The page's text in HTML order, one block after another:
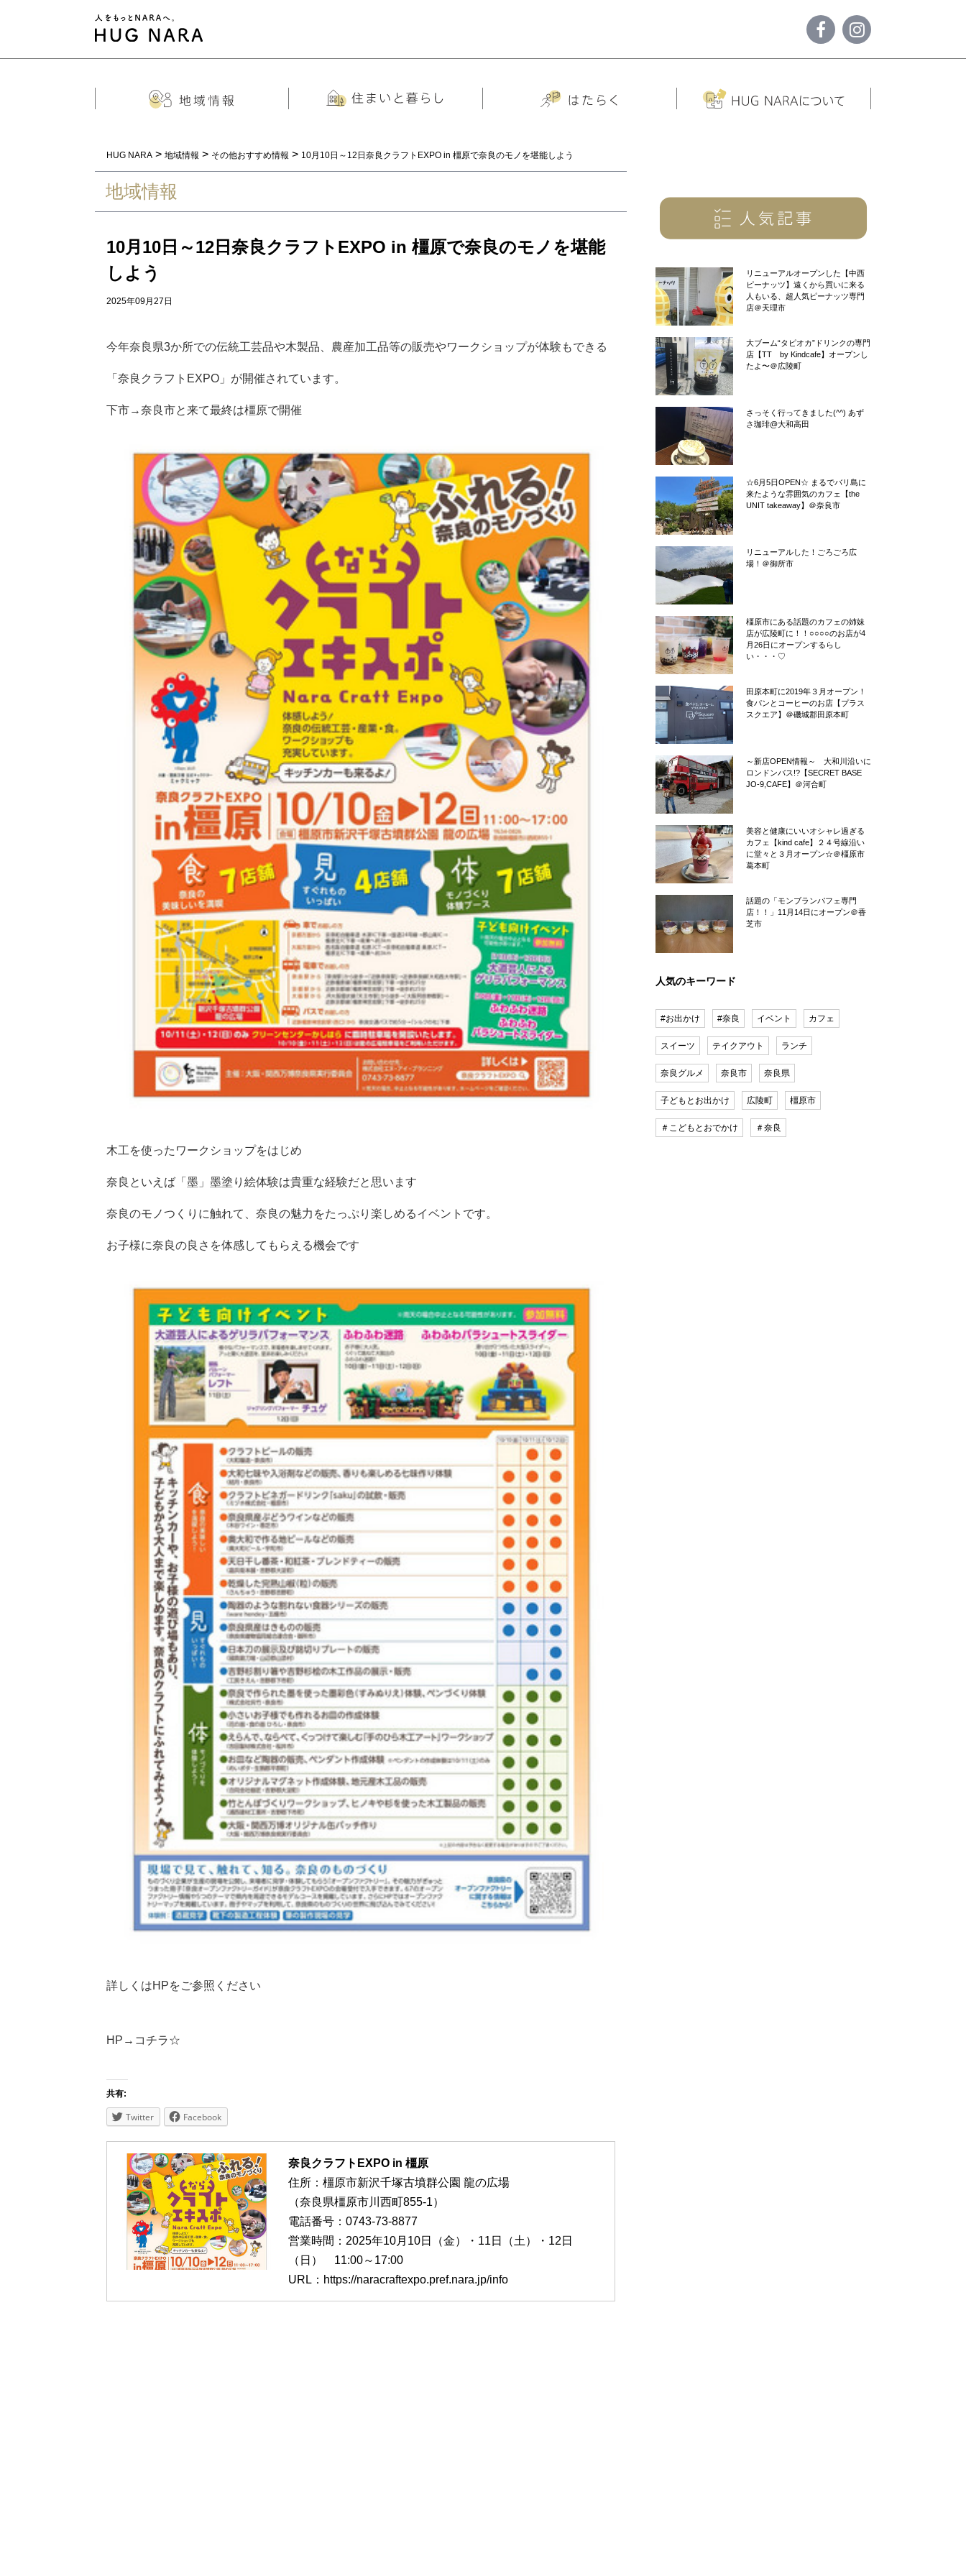
HUG NARA > 地域情報 > その他おすすめ情報 > 10月10日～12日奈良クラフトEXPO in 橿原で奈良のモノを堪能しよう
地域情報
10月10日～12日奈良クラフトEXPO in 橿原で奈良のモノを堪能
しよう
2025年09月27日
今年奈良県3か所での伝統工芸品や木製品、農産加工品等の販売やワークショップが体験もできる
「奈良クラフトEXPO」が開催されています。
下市→奈良市と来て最終は橿原で開催
木工を使ったワークショップをはじめ
奈良といえば「墨」墨塗り絵体験は貴重な経験だと思います
奈良のモノつくりに触れて、奈良の魅力をたっぷり楽しめるイベントです。
お子様に奈良の良さを体感してもらえる機会です
詳しくはHPをご参照ください
HP→ コチラ☆
共有:
Twitter Facebook
奈良クラフトEXPO in 橿原
住所：橿原市新沢千塚古墳群公園 龍の広場
（奈良県橿原市川西町855-1）
電話番号：0743-73-8877
営業時間：2025年10月10日（金）・11日（土）・12日
（日） 11:00～17:00
URL：https://naracraftexpo.pref.nara.jp/info
リニューアルオープンした【中西
ピーナッツ】遠くから買いに来る
人もいる、超人気ピーナッツ専門
店＠天理市
大ブーム“タピオカ”ドリンクの専門
店【TT by Kindcafe】オープンし
たよ〜＠広陵町
さっそく行ってきました(^^) あず
さ珈琲@大和高田
☆6月5日OPEN☆ まるでバリ島に
来たような雰囲気のカフェ【the
UNIT takeaway】＠奈良市
リニューアルした！ごろごろ広
場！＠御所市
橿原市にある話題のカフェの姉妹
店が広陵町に！！○○○○のお店が4
月26日にオープンするらし
い・・・♡
田原本町に2019年３月オープン！
食パンとコーヒーのお店【プラス
スクエア】＠磯城郡田原本町
～新店OPEN情報～ 大和川沿いに
ロンドンバス!?【SECRET BASE
JO-9,CAFE】＠河合町
美容と健康にいいオシャレ過ぎる
カフェ【kind cafe】２４号線沿い
に堂々と３月オープン☆＠橿原市
葛本町
話題の「モンブランパフェ専門
店！！」11月14日にオープン＠香
芝市
人気のキーワード
#お出かけ #奈良 イベント カフェ
スイーツ テイクアウト ランチ
奈良グルメ 奈良市 奈良県
子どもとお出かけ 広陵町 橿原市
＃こどもとおでかけ ＃奈良